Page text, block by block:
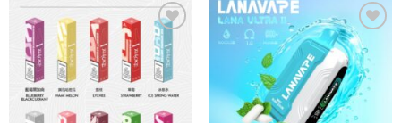
Add to
wishlist
Add to
wishlist